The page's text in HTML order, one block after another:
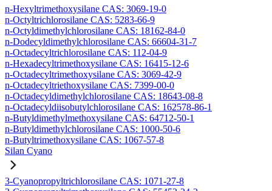
n-Hexyltrimethoxysilane CAS: 3069-19-0
n-Octyltrichlorosilane CAS: 5283-66-9
n-Octyldimethylchlorosilane CAS: 18162-84-0
n-Dodecyldimethylchlorosilane CAS: 66604-31-7
n-Octadecyltrichlorosilane CAS: 112-04-9
n-Hexadecyltrimethoxysilane CAS: 16415-12-6
n-Octadecyltrimethoxysilane CAS: 3069-42-9
n-Octadecyltriethoxysilane CAS: 7399-00-0
n-Octadecyldimethylchlorosilane CAS: 18643-08-8
n-Octadecyldiisobutylchlorosilane CAS: 162578-86-1
n-Butyldimethylmethoxysilane CAS: 64712-50-1
n-Butyldimethylchlorosilane CAS: 1000-50-6
n-Butyltrimethoxysilane CAS: 1067-57-8
Silan Cyano
3-Cyanopropyltrichlorosilane CAS: 1071-27-8